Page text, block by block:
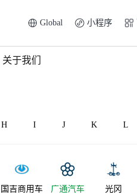
Global 小程序
关于我们
H I J K L
国吉商用车 广通汽车 光冈